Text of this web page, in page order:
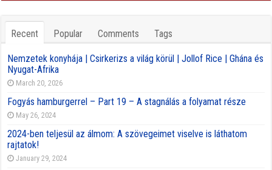
Recent Popular Comments Tags
Nemzetek konyhája | Csirkerizs a világ körül | Jollof Rice | Ghána és
Nyugat-Afrika
March 20, 2026
Fogyás hamburgerrel – Part 19 – A stagnálás a folyamat része
May 26, 2024
2024-ben teljesül az álmom: A szövegeimet viselve is láthatom
rajtatok!
January 29, 2024